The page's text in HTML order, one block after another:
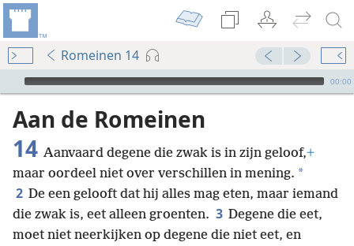
Romeinen 14
Audio Player
00:00
Aan de Romeinen
14 Aanvaard degene die zwak is in zijn geloof,+
maar oordeel niet over verschillen in mening. *
2 De een gelooft dat hij alles mag eten, maar iemand
die zwak is, eet alleen groenten. 3 Degene die eet,
moet niet neerkijken op degene die niet eet, en